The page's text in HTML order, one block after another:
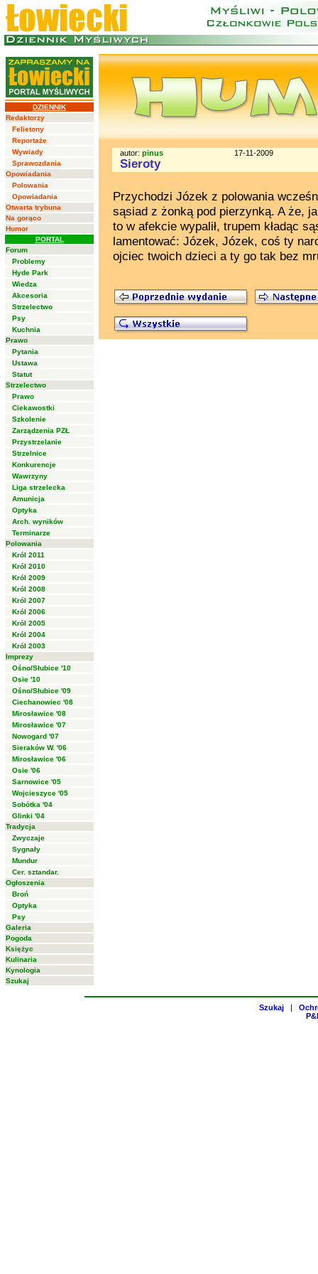
DZIENNIK
Redaktorzy
Felietony
Reportaże
Wywiady
Sprawozdania
Opowiadania
Polowania
Opowiadania
Otwarta trybuna
Na gorąco
Humor
PORTAL
Forum
Problemy
Hyde Park
Wiedza
Akcesoria
Strzelectwo
Psy
Kuchnia
Prawo
Pytania
Ustawa
Statut
Strzelectwo
Prawo
Ciekawostki
Szkolenie
Zarządzenia PZŁ
Przystrzelanie
Strzelnice
Konkurencje
Wawrzyny
Liga strzelecka
Amunicja
Optyka
Arch. wyników
Terminarze
Polowania
Król 2011
Król 2010
Król 2009
Król 2008
Król 2007
Król 2006
Król 2005
Król 2004
Król 2003
Imprezy
Ośno/Słubice '10
Osie '10
Ośno/Słubice '09
Ciechanowiec '08
Mirosławice '08
Mirosławice '07
Nowogard '07
Sieraków W. '06
Mirosławice '06
Osie '06
Sarnowice '05
Wojcieszyce '05
Sobótka '04
Glinki '04
Tradycja
Zwyczaje
Sygnały
Mundur
Cer. sztandar.
Ogłoszenia
Broń
Optyka
Psy
Galeria
Pogoda
Księżyc
Kulinaria
Kynologia
Szukaj
autor: pinus 17-11-2009
Sieroty
Przychodzi Józek z polowania
sąsiad z żonką pod pierzynką. A że,
to w afekcie wypalił, trupem kładąc
lamentować: Józek, Józek, coś ty
ojciec twoich dzieci a ty go tak bez
Szukaj |